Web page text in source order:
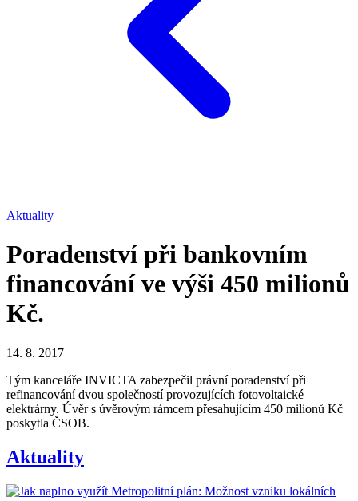
Aktuality
Poradenství při bankovním
financování ve výši 450 milionů
Kč.
14. 8. 2017
Tým kanceláře INVICTA zabezpečil právní poradenství při
refinancování dvou společností provozujících fotovoltaické
elektrárny. Úvěr s úvěrovým rámcem přesahujícím 450 milionů Kč
poskytla ČSOB.
Aktuality